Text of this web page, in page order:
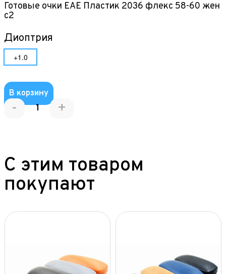
Готовые очки ЕАЕ Пластик 2036 флекс 58-60 жен
с2
Диоптрия
+1.0
В корзину
- +
С этим товаром
покупают